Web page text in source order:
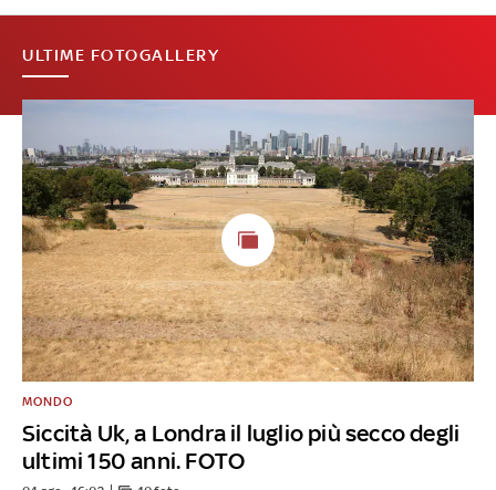
ULTIME FOTOGALLERY
Siccità Uk, a Londra il luglio più secco degli
ultimi 150 anni. FOTO
MONDO